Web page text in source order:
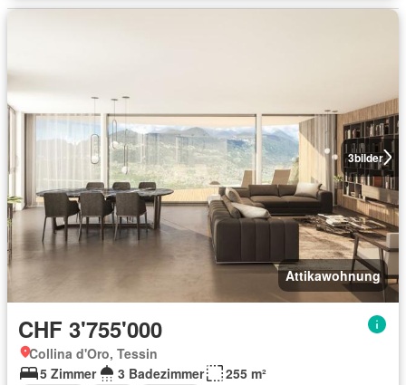
3bilder
Attikawohnung
CHF 3'755'000
Collina d'Oro, Tessin
5 Zimmer
3 Badezimmer
255 m²